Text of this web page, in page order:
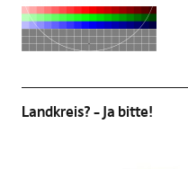
Landkreis? – Ja bitte!